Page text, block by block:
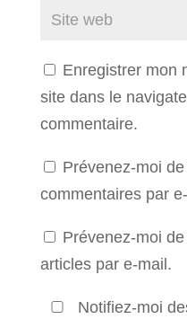
Enregistrer mon
site dans le
commentaire.
Prévenez-moi
commentaires par
Prévenez-moi
articles par e-mail.
Notifiez-moi